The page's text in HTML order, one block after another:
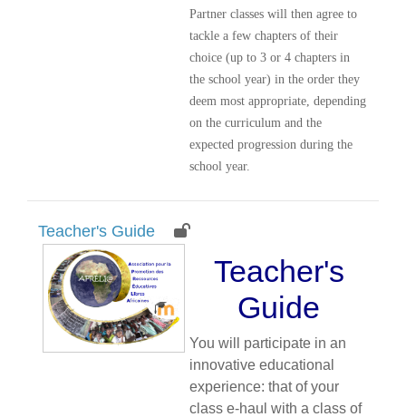
Partner classes will then agree to
tackle a few chapters of their
choice (up to 3 or 4 chapters in
the school year) in the order they
deem most appropriate, depending
on the curriculum and the
expected progression during the
school year.
Teacher's Guide
Teacher's
Guide
You will participate in an
innovative educational
experience: that of your
class e-haul with a class of